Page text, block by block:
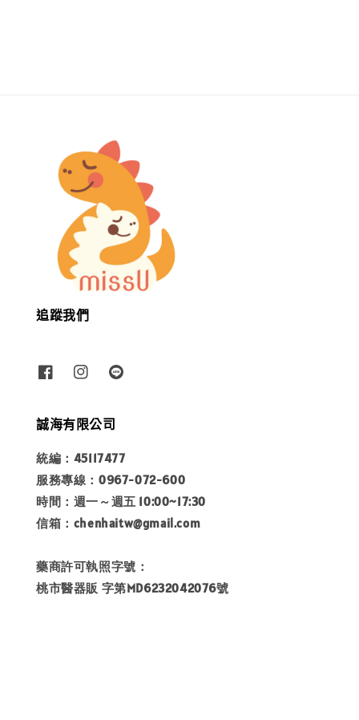
追蹤我們
誠海有限公司
統編：45117477
服務專線：0967-072-600
時間：週一～週五 10:00~17:30
信箱：chenhaitw@gmail.com
藥商許可執照字號：
桃市醫器販 字第MD6232042076號